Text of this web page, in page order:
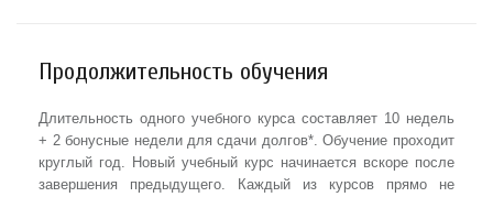
Продолжительность обучения
Длительность одного учебного курса составляет 10 недель
+ 2 бонусные недели для сдачи долгов*. Обучение проходит
круглый год. Новый учебный курс начинается вскоре после
завершения предыдущего. Каждый из курсов прямо не